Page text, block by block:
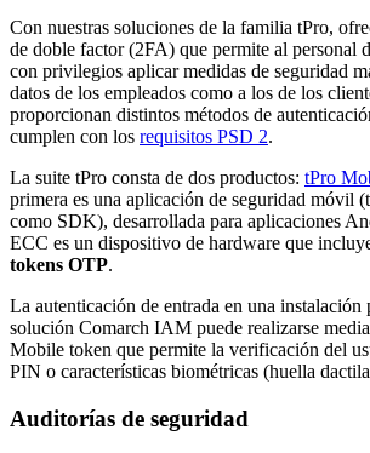
Con nuestras soluciones de la familia tPro,
de doble factor (2FA) que permite al personal
con privilegios aplicar medidas de seguridad
datos de los empleados como a los de los
proporcionan distintos métodos de
cumplen con los requisitos PSD 2.
La suite tPro consta de dos productos: tPro
primera es una aplicación de seguridad móvil
como SDK), desarrollada para aplicaciones
ECC es un dispositivo de hardware que
tokens OTP.
La autenticación de entrada en una instalación
solución Comarch IAM puede realizarse
Mobile token que permite la verificación del
PIN o características biométricas (huella
Auditorías de seguridad